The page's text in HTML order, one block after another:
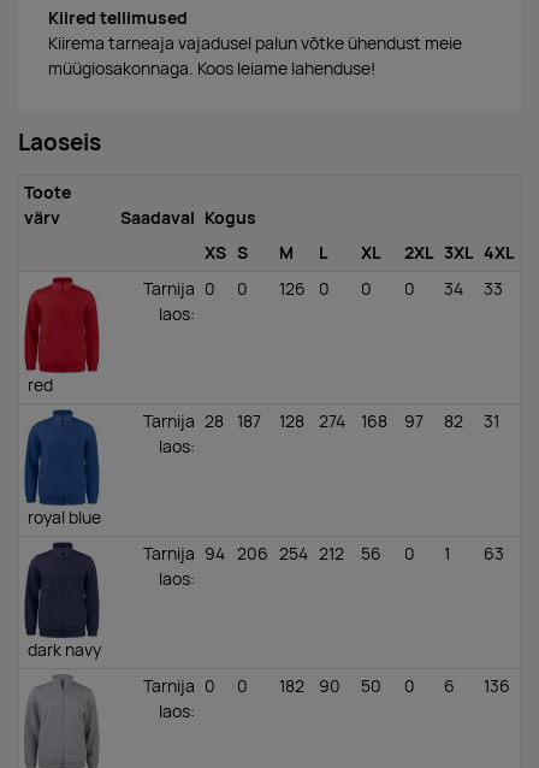
Kiired tellimused
Kiirema tarneaja vajadusel palun võtke ühendust meie
müügiosakonnaga. Koos leiame lahenduse!
Laoseis
Toote
värv
Saadaval Kogus
XS S M L XL 2XL 3XL 4XL
red
Tarnija
laos:
0 0 126 0 0 0 34 33
royal blue
Tarnija
laos:
28 187 128 274 168 97 82 31
dark navy
Tarnija
laos:
94 206 254 212 56 0 1 63
Tarnija
laos:
0 0 182 90 50 0 6 136